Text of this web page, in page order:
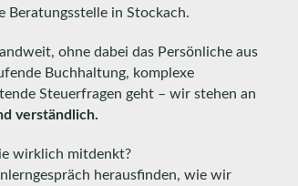
Beratungsstelle in Stockach.
ohne dabei das Persönliche aus
Buchhaltung, komplexe
Steuerfragen geht – wir stehen an
verständlich.
wirklich mitdenkt?
herausfinden, wie wir